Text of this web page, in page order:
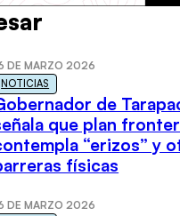
DE MARZO 2026
NOTICIAS
de
que plan
“erizos” y
físicas
DE MARZO 2026